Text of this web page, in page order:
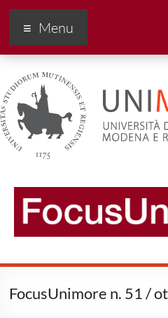
FocusUnimore
Menu
FocusUnimore n. 51 /